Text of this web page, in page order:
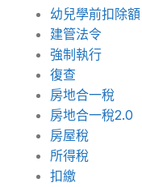
幼兒學前扣除額
建管法令
強制執行
復查
房地合一稅
房地合一稅2.0
房屋稅
所得稅
扣繳